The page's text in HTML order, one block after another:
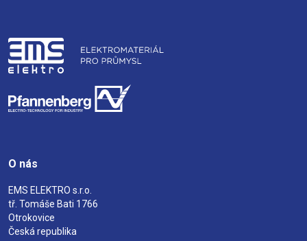
O nás
EMS ELEKTRO s.r.o.
tř. Tomáše Bati 1766
Otrokovice
Česká republika